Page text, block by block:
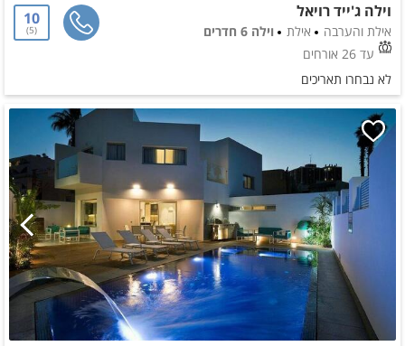
וילה ג'ייד רויאל
אילת והערבה אילת
וילה 6 חדרים
עד 26 אורחים
10
5
לא נבחרו תאריכים